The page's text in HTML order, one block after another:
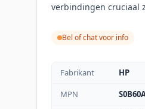
verbindingen cruciaal
Bel of chat voor info
Fabrikant
HP
MPN